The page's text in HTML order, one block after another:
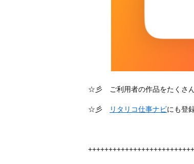
☆彡 ご利用者の作品をたくさん
☆彡 リタリコ仕事ナビにも登